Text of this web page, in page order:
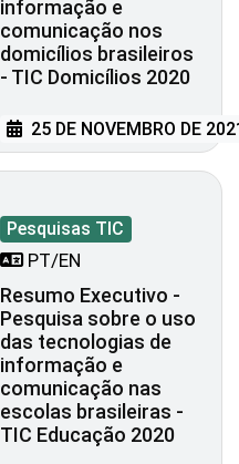
informação e
comunicação nos
domicílios brasileiros
- TIC Domicílios 2020
25 DE NOVEMBRO DE
Pesquisas TIC
PT/EN
Resumo Executivo -
Pesquisa sobre o uso
das tecnologias de
informação e
comunicação nas
escolas brasileiras -
TIC Educação 2020